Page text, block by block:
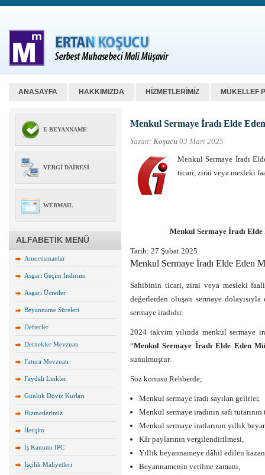
ANASAYFA HAKKIMIZDA HİZMETLERİMİZ MÜKELLEF
E-BEYANNAME
VERGI DAIRESI
WEBMAIL
ALFABETİK MENÜ
Amortismanlar
Asgari Geçim İndirimi
Asgari Ücretler
Beyanname Süreleri
Defterler
Dernekler Mevzuatı
Fatura Mevzuatı
Faydalı Linkler
Günlük Döviz Kurları
Hizmetlerimiz
İletişim
İş Kanunu IPC
İşçilik Maliyetleri
Menkul Sermaye İradı Elde
Yazan: Koşucu 03 Mart 2025
Menkul Sermaye İradı
ticari, zirai veya mesleki
Menkul Sermaye İradı
Tarih: 27 Şubat 2025
Menkul Sermaye İradı Elde Eden
Sahibinin ticari, zirai veya mesleki
değerlerden oluşan sermaye
sermaye iradıdır.
2024 takvim yılında menkul sermaye
“Menkul Sermaye İradı Elde Eden
sunulmuştur.
Söz konusu Rehberde;
Menkul sermaye iradı sayılan gelirler,
Menkul sermaye iradının safi
Menkul sermaye iratlarının yıllık
Kâr paylarının vergilendirilmesi,
Yıllık beyannameye dâhil edilen
Beyannamenin verilme zamanı,